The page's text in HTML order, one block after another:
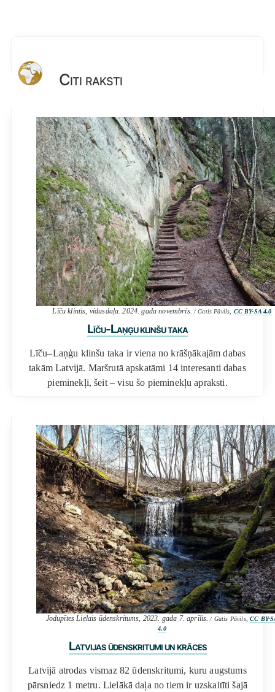
Citi raksti
Līču klintis, vidusdaļa. 2024. gada novembris./ Gatis Pāvils, CC BY-SA 4.0
Līču-Laņģu klinšu taka
Līču–Laņģu klinšu taka ir viena no krāšņākajām dabas
takām Latvijā. Maršrutā apskatāmi 14 interesanti dabas
pieminekļi, šeit – visu šo pieminekļu apraksti.
Jodupītes Lielais ūdenskritums, 2023. gada 7. aprīlis./ Gatis Pāvils,CC BY-
4.0
Latvijas ūdenskritumi un krāces
Latvijā atrodas vismaz 82 ūdenskritumi, kuru augstums
pārsniedz 1 metru. Lielākā daļa no tiem ir uzskaitīti šajā